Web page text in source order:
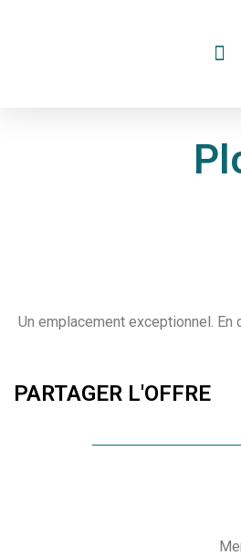
Un emplacement exceptionnel. En
PARTAGER L'OFFRE